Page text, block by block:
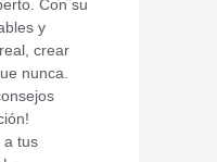
Con su
y
crear
nunca.
a tus